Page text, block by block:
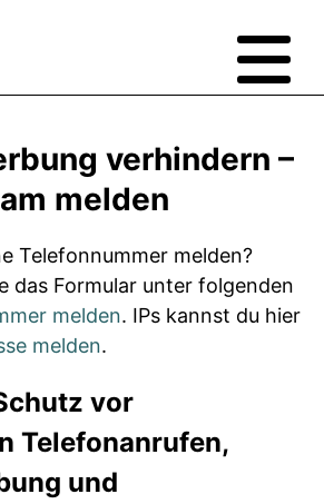
verhindern –
melden
Telefonnummer melden?
das Formular unter folgenden
melden. IPs kannst du hier
melden.
vor
Telefonanrufen,
und